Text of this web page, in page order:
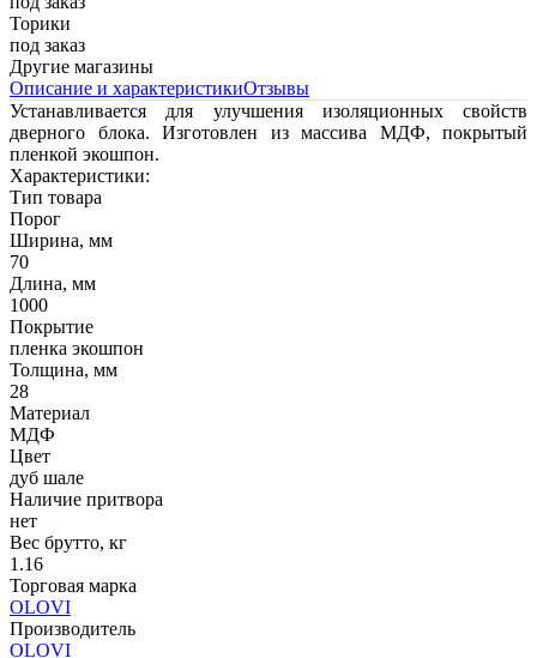
Торики
под заказ
Другие магазины
Описание и характеристикиОтзывы
Устанавливается для улучшения изоляционных свойств
дверного блока. Изготовлен из массива МДФ, покрытый
пленкой экошпон.
Характеристики:
Тип товара
Порог
Ширина, мм
70
Длина, мм
1000
Покрытие
пленка экошпон
Толщина, мм
28
Материал
МДФ
Цвет
дуб шале
Наличие притвора
нет
Вес брутто, кг
1.16
Торговая марка
OLOVI
Производитель
OLOVI